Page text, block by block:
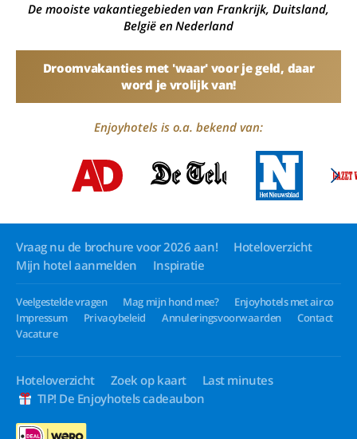
De mooiste vakantiegebieden van Frankrijk, Duitsland,
België en Nederland
Droomvakanties met 'waar' voor je geld, daar
word je vrolijk van!
Enjoyhotels is o.a. bekend van:
Vraag nu de brochure voor 2026 aan!
Hoteloverzicht
Mijn hotel aanmelden
Inspiratie
Veelgestelde vragen Mag mijn hond mee?
Enjoyhotels met airco
Impressum
Privacybeleid Annuleringsvoorwaarden
Contact
Vacature
Hoteloverzicht Zoek op kaart
Last minutes
TIP! De Enjoyhotels cadeaubon